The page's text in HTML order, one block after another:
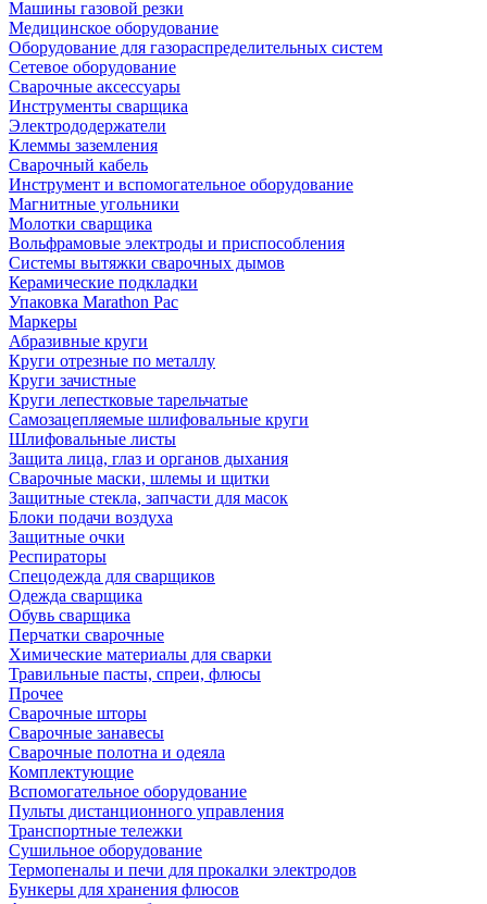
Машины газовой резки
Медицинское оборудование
Оборудование для газораспределительных систем
Сетевое оборудование
Сварочные аксессуары
Инструменты сварщика
Электрододержатели
Клеммы заземления
Сварочный кабель
Инструмент и вспомогательное оборудование
Магнитные угольники
Молотки сварщика
Вольфрамовые электроды и приспособления
Системы вытяжки сварочных дымов
Керамические подкладки
Упаковка Marathon Pac
Маркеры
Абразивные круги
Круги отрезные по металлу
Круги зачистные
Круги лепестковые тарельчатые
Самозацепляемые шлифовальные круги
Шлифовальные листы
Защита лица, глаз и органов дыхания
Сварочные маски, шлемы и щитки
Защитные стекла, запчасти для масок
Блоки подачи воздуха
Защитные очки
Респираторы
Спецодежда для сварщиков
Одежда сварщика
Обувь сварщика
Перчатки сварочные
Химические материалы для сварки
Травильные пасты, спреи, флюсы
Прочее
Сварочные шторы
Сварочные занавесы
Сварочные полотна и одеяла
Комплектующие
Вспомогательное оборудование
Пульты дистанционного управления
Транспортные тележки
Сушильное оборудование
Термопеналы и печи для прокалки электродов
Бункеры для хранения флюсов